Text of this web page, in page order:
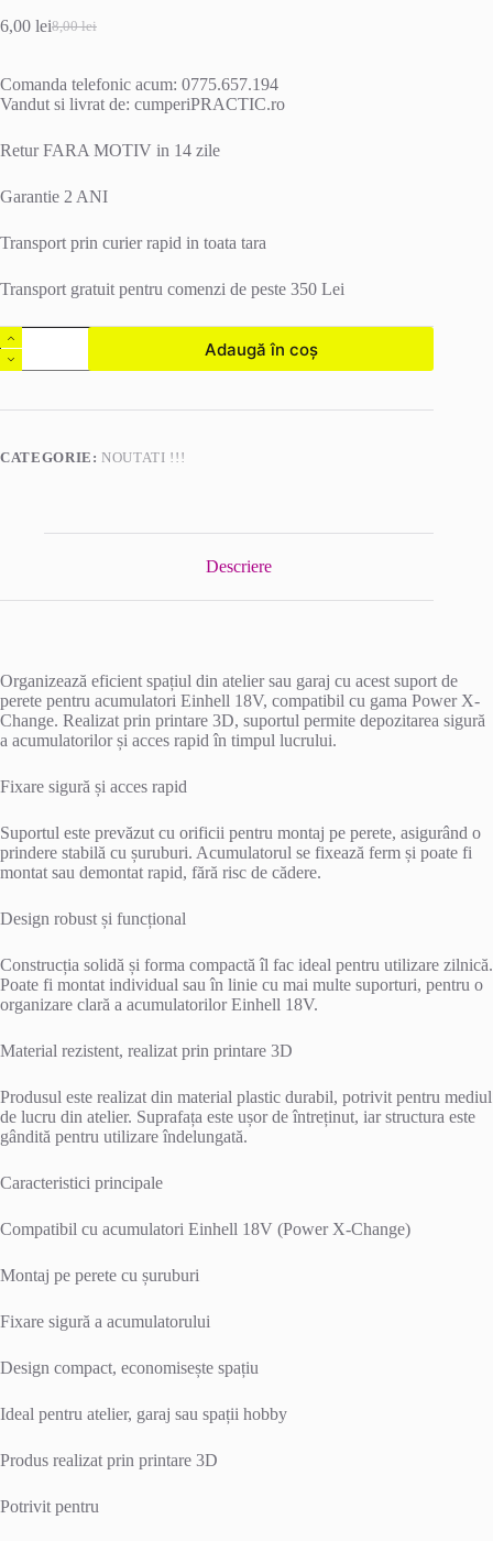
8,00lei
Prețul
fost:
8,00 lei.
6,00 leiPrețul
este:
6,00 lei.
Comanda telefonic acum: 0775.657.194
Vandut si livrat de: cumperiPRACTIC.ro
Retur FARA MOTIV in 14 zile
Garantie 2 ANI
Transport prin curier rapid in toata tara
Transport gratuit pentru comenzi de peste 350 Lei
Cantitate
Suport
perete
acumulator
–
Adaugă în coș
CATEGORIE:NOUTATI !!!
Descriere
Organizează eficient spațiul din atelier sau garaj cu acest suport de
perete pentru acumulatori Einhell 18V, compatibil cu gama Power X-
Change. Realizat prin printare 3D, suportul permite depozitarea sigură
a acumulatorilor și acces rapid în timpul lucrului.
Fixare sigură și acces rapid
Suportul este prevăzut cu orificii pentru montaj pe perete, asigurând o
prindere stabilă cu șuruburi. Acumulatorul se fixează ferm și poate fi
montat sau demontat rapid, fără risc de cădere.
Design robust și funcțional
Construcția solidă și forma compactă îl fac ideal pentru utilizare zilnică.
Poate fi montat individual sau în linie cu mai multe suporturi, pentru o
organizare clară a acumulatorilor Einhell 18V.
Material rezistent, realizat prin printare 3D
Produsul este realizat din material plastic durabil, potrivit pentru mediul
de lucru din atelier. Suprafața este ușor de întreținut, iar structura este
gândită pentru utilizare îndelungată.
Caracteristici principale
Compatibil cu acumulatori Einhell 18V (Power X-Change)
Montaj pe perete cu șuruburi
Fixare sigură a acumulatorului
Design compact, economisește spațiu
Ideal pentru atelier, garaj sau spații hobby
Produs realizat prin printare 3D
Potrivit pentru